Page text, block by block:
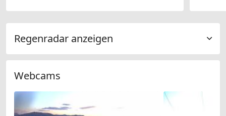
Regenradar anzeigen
Webcams